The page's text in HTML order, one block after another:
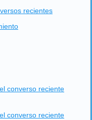
recientes
converso reciente
converso reciente